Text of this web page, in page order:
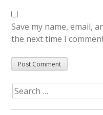
Save my name, email,
the next time I
Search
for: